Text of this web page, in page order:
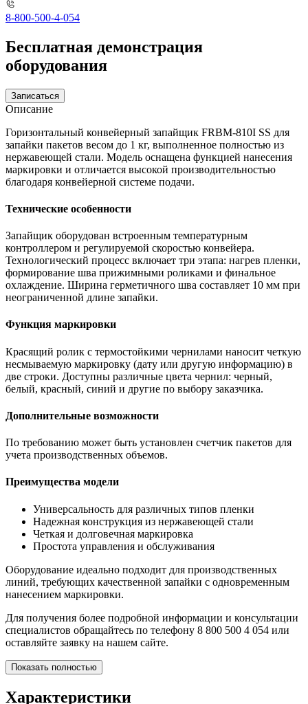
8-800-500-4-054
Бесплатная демонстрация
оборудования
Записаться
Описание
Горизонтальный конвейерный запайщик FRBM-810I SS для
запайки пакетов весом до 1 кг, выполненное полностью из
нержавеющей стали. Модель оснащена функцией нанесения
маркировки и отличается высокой производительностью
благодаря конвейерной системе подачи.
Технические особенности
Запайщик оборудован встроенным температурным
контроллером и регулируемой скоростью конвейера.
Технологический процесс включает три этапа: нагрев пленки,
формирование шва прижимными роликами и финальное
охлаждение. Ширина герметичного шва составляет 10 мм при
неограниченной длине запайки.
Функция маркировки
Красящий ролик с термостойкими чернилами наносит четкую
несмываемую маркировку (дату или другую информацию) в
две строки. Доступны различные цвета чернил: черный,
белый, красный, синий и другие по выбору заказчика.
Дополнительные возможности
По требованию может быть установлен счетчик пакетов для
учета производственных объемов.
Преимущества модели
Универсальность для различных типов пленки
Надежная конструкция из нержавеющей стали
Четкая и долговечная маркировка
Простота управления и обслуживания
Оборудование идеально подходит для производственных
линий, требующих качественной запайки с одновременным
нанесением маркировки.
Для получения более подробной информации и консультации
специалистов обращайтесь по телефону 8 800 500 4 054 или
оставляйте заявку на нашем сайте.
Показать полностью
Характеристики